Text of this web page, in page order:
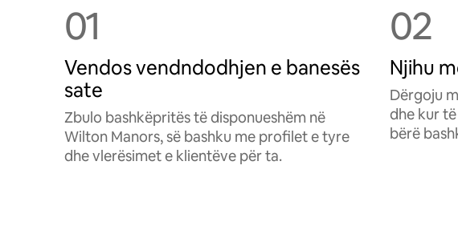
01
Vendos vendndodhjen e banesës
sate
Zbulo bashkëpritës të disponueshëm në
Wilton Manors, së bashku me profilet e tyre
dhe vlerësimet e klientëve për ta.
02
Njihu
Dërgoju
dhe kur
bërë